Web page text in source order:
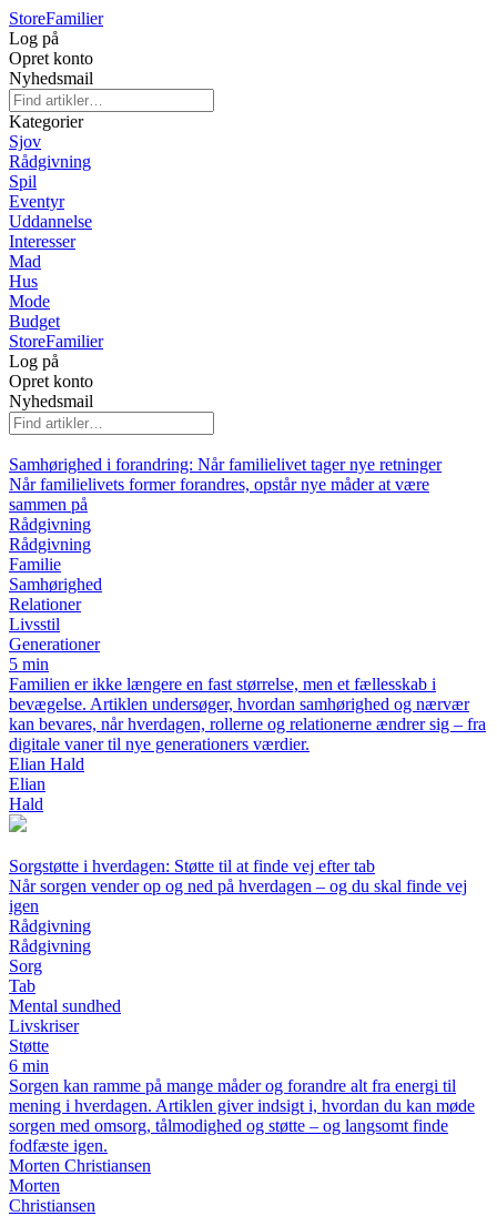
StoreFamilier
Log på
Opret konto
Nyhedsmail
Kategorier
Sjov
Rådgivning
Spil
Eventyr
Uddannelse
Interesser
Mad
Hus
Mode
Budget
StoreFamilier
Log på
Opret konto
Nyhedsmail
Samhørighed i forandring: Når familielivet tager nye retninger
Når familielivets former forandres, opstår nye måder at være
sammen på
Rådgivning
Rådgivning
Familie
Samhørighed
Relationer
Livsstil
Generationer
5 min
Familien er ikke længere en fast størrelse, men et fællesskab i
bevægelse. Artiklen undersøger, hvordan samhørighed og nærvær
kan bevares, når hverdagen, rollerne og relationerne ændrer sig – fra
digitale vaner til nye generationers værdier.
Elian Hald
Elian
Hald
Sorgstøtte i hverdagen: Støtte til at finde vej efter tab
Når sorgen vender op og ned på hverdagen – og du skal finde vej
igen
Rådgivning
Rådgivning
Sorg
Tab
Mental sundhed
Livskriser
Støtte
6 min
Sorgen kan ramme på mange måder og forandre alt fra energi til
mening i hverdagen. Artiklen giver indsigt i, hvordan du kan møde
sorgen med omsorg, tålmodighed og støtte – og langsomt finde
fodfæste igen.
Morten Christiansen
Morten
Christiansen